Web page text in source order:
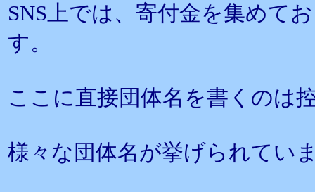
SNS上では、寄付金を集めて
す。
ここに直接団体名を書くのは
様々な団体名が挙げられてい